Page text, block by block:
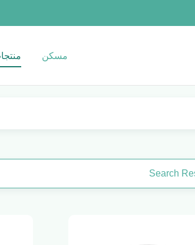
مسكن
Search